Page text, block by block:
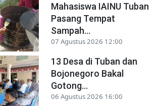
Mahasiswa IAINU Tuban
Pasang Tempat
Sampah...
07 Agustus 2026 12:00
13 Desa di Tuban dan
Bojonegoro Bakal
Gotong...
06 Agustus 2026 16:00